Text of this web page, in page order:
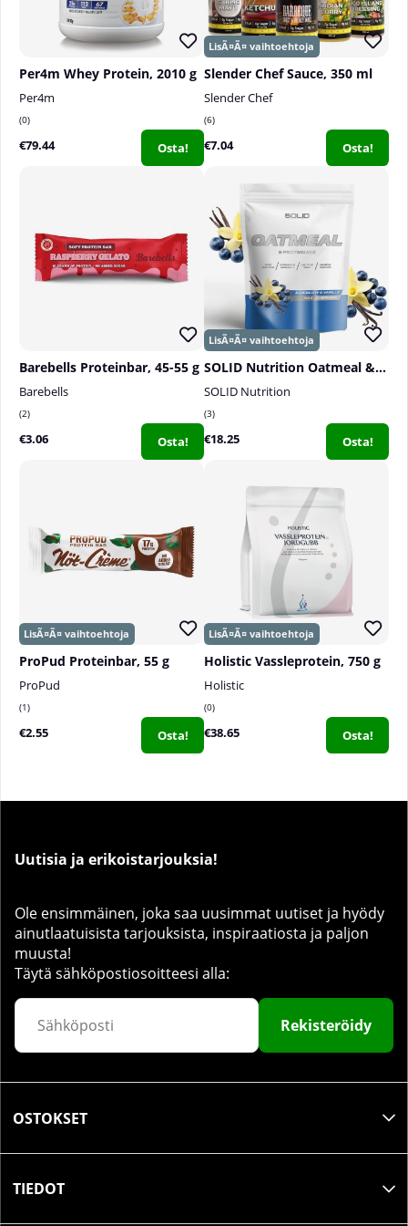
Per4m Whey Protein, 2010 g
Per4m
0
€79.44 Osta!
Slender Chef Sauce, 350 ml
Slender Chef
6
€7.04 Osta!
Barebells Proteinbar, 45-55 g
Barebells
2
€3.06 Osta!
SOLID Nutrition Oatmeal & Protein Mix, 750 g
SOLID Nutrition
3
€18.25 Osta!
ProPud Proteinbar, 55 g
ProPud
1
€2.55 Osta!
Holistic Vassleprotein, 750 g
Holistic
0
€38.65 Osta!
Uutisia ja erikoistarjouksia!
Ole ensimmäinen, joka saa uusimmat uutiset ja hyödy
ainutlaatuisista tarjouksista, inspiraatiosta ja paljon
muusta!
Täytä sähköpostiosoitteesi alla:
Rekisteröidy
OSTOKSET
TIEDOT